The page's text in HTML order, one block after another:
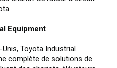
Equipment
Toyota Industrial
complète de solutions de